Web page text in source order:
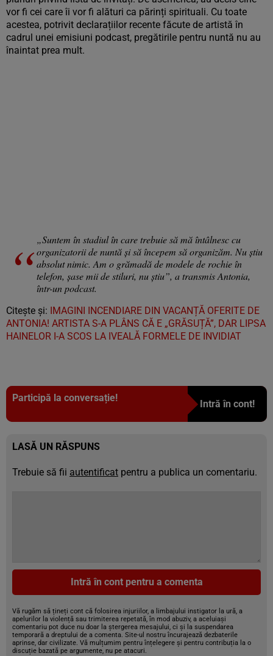
vor fi cei care îi vor fi alături ca părinți spirituali. Cu toate
acestea, potrivit declarațiilor recente făcute de artistă în
cadrul unei emisiuni podcast, pregătirile pentru nuntă nu au
înaintat prea mult.
„Suntem în stadiul în care trebuie să mă întâlnesc cu
organizatorii de nuntă și să începem să organizăm. Nu știu
absolut nimic. Am o grămadă de modele de rochie în
telefon, șase mii de stiluri, nu știu”, a transmis Antonia,
într-un podcast.
Citește și: IMAGINI INCENDIARE DIN VACANȚĂ OFERITE DE
ANTONIA! ARTISTA S-A PLÂNS CĂ E „GRĂSUȚĂ”, DAR LIPSA
HAINELOR I-A SCOS LA IVEALĂ FORMELE DE INVIDIAT
Participă la conversație!
Intră în cont!
LASĂ UN RĂSPUNS
Trebuie să fii autentificat pentru a publica un comentariu.
Intră în cont pentru a comenta
Vă rugăm să țineți cont că folosirea injuriilor, a limbajului instigator la ură, a
apelurilor la violență sau trimiterea repetată, în mod abuziv, a aceluiași
comentariu pot duce nu doar la ștergerea mesajului, ci și la suspendarea
temporară a dreptului de a comenta. Site-ul nostru încurajează dezbaterile
aprinse, dar civilizate. Vă mulțumim pentru înțelegere și pentru contribuția la o
discuție bazată pe argumente, nu pe atacuri.